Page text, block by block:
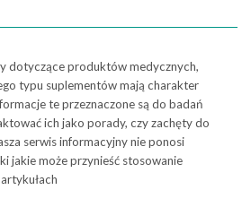
dotyczące produktów medycznych,
typu suplementów mają charakter
te przeznaczone są do badań
ich jako porady, czy zachęty do
serwis informacyjny nie ponosi
jakie może przynieść stosowanie